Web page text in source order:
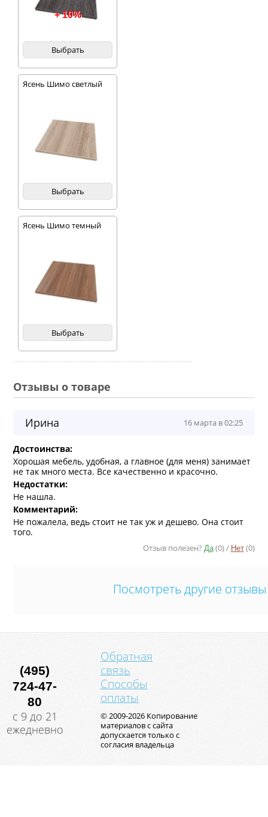
+ 10%
Выбрать
Ясень Шимо светлый
Выбрать
Ясень Шимо темный
Выбрать
Отзывы о товаре
Ирина 16 марта в 02:25
Достоинства:
Хорошая мебель, удобная, а главное (для меня) занимает
не так много места. Все качественно и красочно.
Недостатки:
Не нашла.
Комментарий:
Не пожалела, ведь стоит не так уж и дешево. Она стоит
того.
Отзыв полезен? Да(0) / Нет(0)
Посмотреть другие отзывы
(495)
724-47-
80
с 9 до 21
ежедневно
Обратная
связь
Способы
оплаты
© 2009-2026 Копирование
материалов с сайта
допускается только с
согласия владельца